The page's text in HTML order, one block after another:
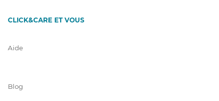
CLICK&CARE ET VOUS
Aide
Blog